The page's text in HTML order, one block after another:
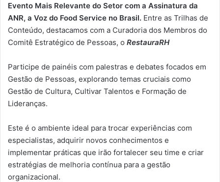
Evento Mais Relevante do Setor com a Assinatura da
ANR, a Voz do Food Service no Brasil. Entre as Trilhas de
Conteúdo, destacamos com a Curadoria dos Membros do
Comitê Estratégico de Pessoas, o RestauraRH
Participe de painéis com palestras e debates focados em
Gestão de Pessoas, explorando temas cruciais como
Gestão de Cultura, Cultivar Talentos e Formação de
Lideranças.
Este é o ambiente ideal para trocar experiências com
especialistas, adquirir novos conhecimentos e
implementar práticas que irão fortalecer seu time e criar
estratégias de melhoria contínua para a gestão
organizacional.